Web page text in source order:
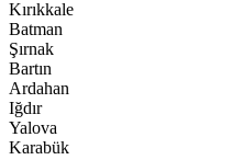
Kırıkkale
Batman
Şırnak
Bartın
Ardahan
Iğdır
Yalova
Karabük